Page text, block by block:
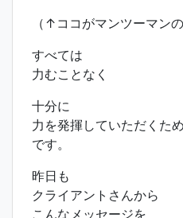
（↑ココがマンツーマン
すべては
力むことなく
十分に
力を発揮していただくため
です。
昨日も
クライアントさんから
こんなメッセージを